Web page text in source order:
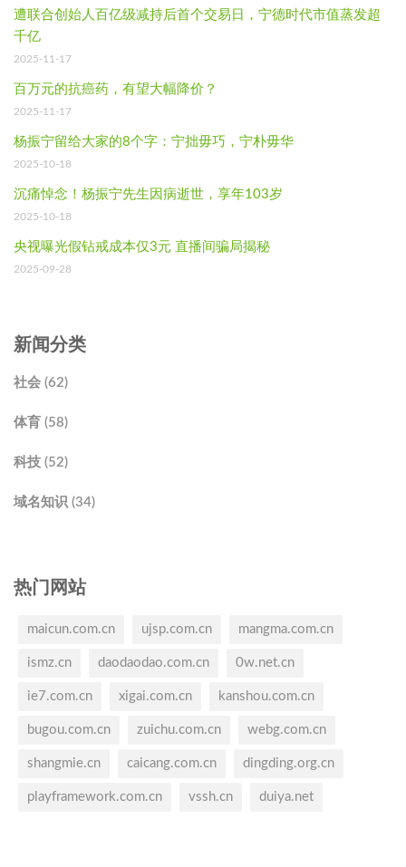
遭联合创始人百亿级减持后首个交易日，宁德时代市值蒸发超
千亿
2025-11-17
百万元的抗癌药，有望大幅降价？
2025-11-17
杨振宁留给大家的8个字：宁拙毋巧，宁朴毋华
2025-10-18
沉痛悼念！杨振宁先生因病逝世，享年103岁
2025-10-18
央视曝光假钻戒成本仅3元 直播间骗局揭秘
2025-09-28
新闻分类
社会 (62)
体育 (58)
科技 (52)
域名知识 (34)
热门网站
maicun.com.cn ujsp.com.cn mangma.com.cn
ismz.cn daodaodao.com.cn 0w.net.cn
ie7.com.cn xigai.com.cn kanshou.com.cn
bugou.com.cn zuichu.com.cn webg.com.cn
shangmie.cn caicang.com.cn dingding.org.cn
playframework.com.cn vssh.cn duiya.net